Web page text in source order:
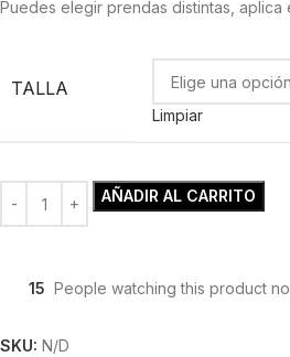
Puedes elegir prendas distintas, aplica
TALLA
Limpiar
AÑADIR AL CARRITO
15 People watching this product
SKU: N/D